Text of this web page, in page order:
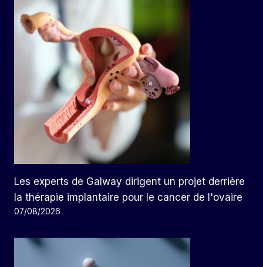
Les experts de Galway dirigent un projet derrière
la thérapie implantaire pour le cancer de l'ovaire
07/08/2026